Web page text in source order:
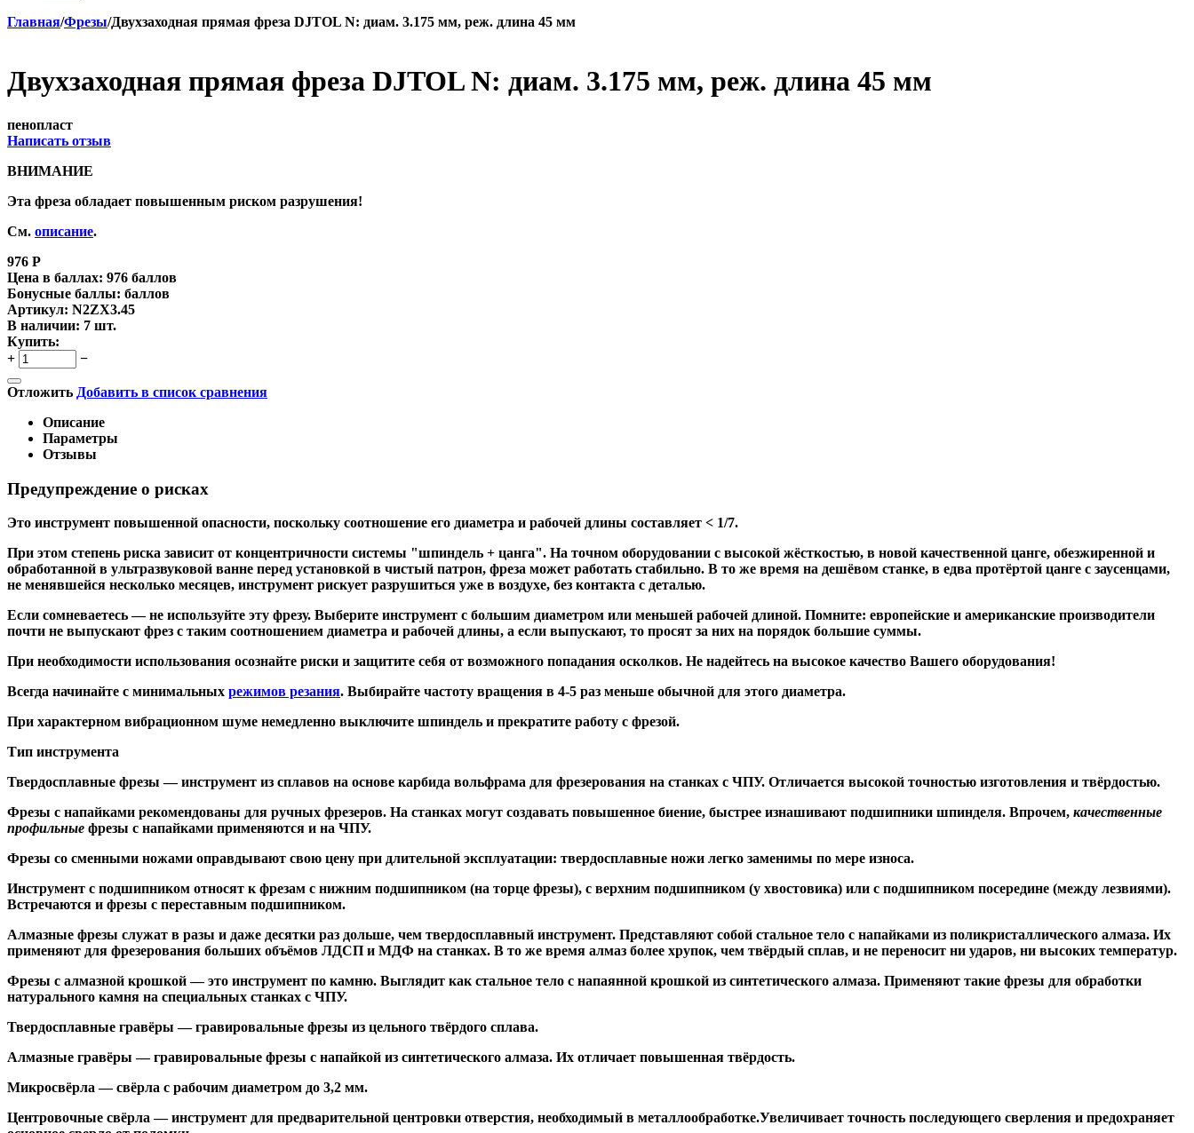
Главная/Фрезы/Двухзаходная прямая фреза DJTOL N: диам. 3.175 мм, реж. длина 45 мм
Двухзаходная прямая фреза DJTOL N: диам. 3.175 мм, реж. длина 45 мм
пенопласт
Написать отзыв
ВНИМАНИЕ
Эта фреза обладает повышенным риском разрушения!
См. описание.
976 Р
Цена в баллах: 976 баллов
Бонусные баллы: баллов
Артикул: N2ZX3.45
В наличии: 7 шт.
Купить:
+
−
Отложить Добавить в список сравнения
Описание
Параметры
Отзывы
Предупреждение о рисках
Это инструмент повышенной опасности, поскольку соотношение его диаметра и рабочей длины составляет < 1/7.
При этом степень риска зависит от концентричности системы "шпиндель + цанга". На точном оборудовании с высокой жёсткостью, в новой качественной цанге, обезжиренной и
обработанной в ультразвуковой ванне перед установкой в чистый патрон, фреза может работать стабильно. В то же время на дешёвом станке, в едва протёртой цанге с заусенцами,
не менявшейся несколько месяцев, инструмент рискует разрушиться уже в воздухе, без контакта с деталью.
Если сомневаетесь — не используйте эту фрезу. Выберите инструмент с большим диаметром или меньшей рабочей длиной. Помните: европейские и американские производители
почти не выпускают фрез с таким соотношением диаметра и рабочей длины, а если выпускают, то просят за них на порядок большие суммы.
При необходимости использования осознайте риски и защитите себя от возможного попадания осколков. Не надейтесь на высокое качество Вашего оборудования!
Всегда начинайте с минимальных режимов резания. Выбирайте частоту вращения в 4-5 раз меньше обычной для этого диаметра.
При характерном вибрационном шуме немедленно выключите шпиндель и прекратите работу с фрезой.
Тип инструмента
Твердосплавные фрезы — инструмент из сплавов на основе карбида вольфрама для фрезерования на станках с ЧПУ. Отличается высокой точностью изготовления и твёрдостью.
Фрезы с напайками рекомендованы для ручных фрезеров. На станках могут создавать повышенное биение, быстрее изнашивают подшипники шпинделя. Впрочем, качественные
профильные фрезы с напайками применяются и на ЧПУ.
Фрезы со сменными ножами оправдывают свою цену при длительной эксплуатации: твердосплавные ножи легко заменимы по мере износа.
Инструмент с подшипником относят к фрезам с нижним подшипником (на торце фрезы), с верхним подшипником (у хвостовика) или с подшипником посередине (между лезвиями).
Встречаются и фрезы с переставным подшипником.
Алмазные фрезы служат в разы и даже десятки раз дольше, чем твердосплавный инструмент. Представляют собой стальное тело с напайками из поликристаллического алмаза. Их
применяют для фрезерования больших объёмов ЛДСП и МДФ на станках. В то же время алмаз более хрупок, чем твёрдый сплав, и не переносит ни ударов, ни высоких температур.
Фрезы с алмазной крошкой— это инструмент по камню. Выглядит как стальное тело с напаянной крошкой из синтетического алмаза. Применяют такие фрезы для обработки
натурального камня на специальных станках с ЧПУ.
Твердосплавные гравёры — гравировальные фрезы из цельного твёрдого сплава.
Алмазные гравёры — гравировальные фрезы с напайкой из синтетического алмаза. Их отличает повышенная твёрдость.
Микросвёрла — свёрла с рабочим диаметром до 3,2 мм.
Центровочные свёрла — инструмент для предварительной центровки отверстия, необходимый в металлообработке.Увеличивает точность последующего сверления и предохраняет